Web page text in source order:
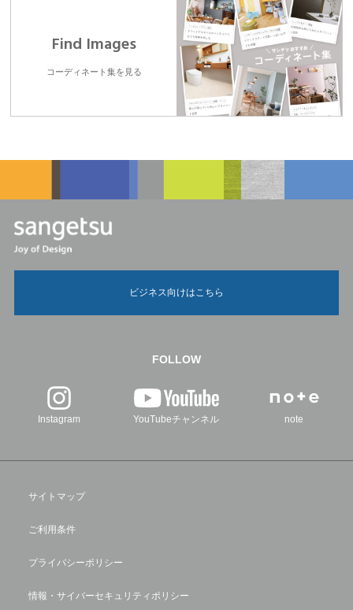
Find Images
コーディネート集を見る
ビジネス向けはこちら
FOLLOW
Instagram YouTubeチャンネル note
サイトマップ
ご利用条件
プライバシーポリシー
情報・サイバーセキュリティポリシー